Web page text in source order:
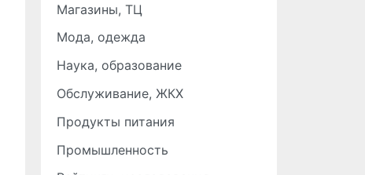
Магазины, ТЦ
Мода, одежда
Наука, образование
Обслуживание, ЖКХ
Продукты питания
Промышленность